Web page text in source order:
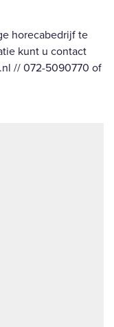
horecabedrijf te
kunt u contact
// 072-5090770 of